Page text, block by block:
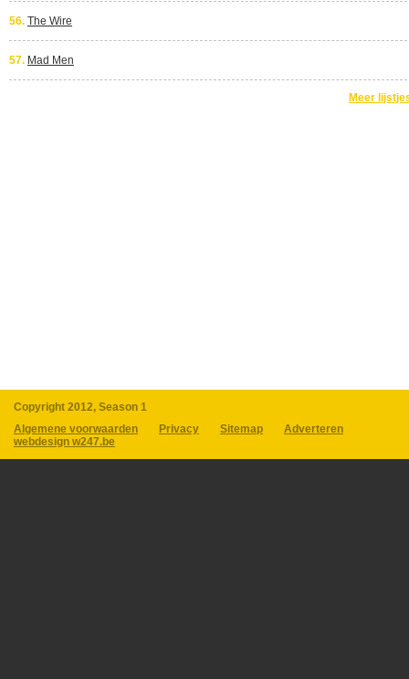
56. The Wire
57. Mad Men
Meer
Copyright 2012, Season 1
Algemene voorwaarden
Privacy Sitemap
Adverteren
webdesign w247.be